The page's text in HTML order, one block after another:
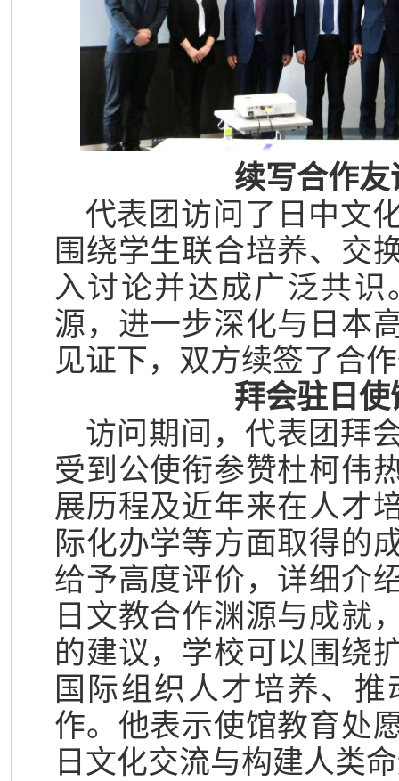
续写合作
代表团访问了日中文
围绕学生联合培养、交
入讨论并达成广泛共
源，进一步深化与日本
见证下，双方续签了合
拜会驻日
访问期间，代表团拜
受到公使衔参赞杜柯伟
展历程及近年来在人才
际化办学等方面取得的
给予高度评价，详细介
日文教合作渊源与成就
的建议，学校可以围绕
国际组织人才培养、
作。他表示使馆教育处
日文化交流与构建人类